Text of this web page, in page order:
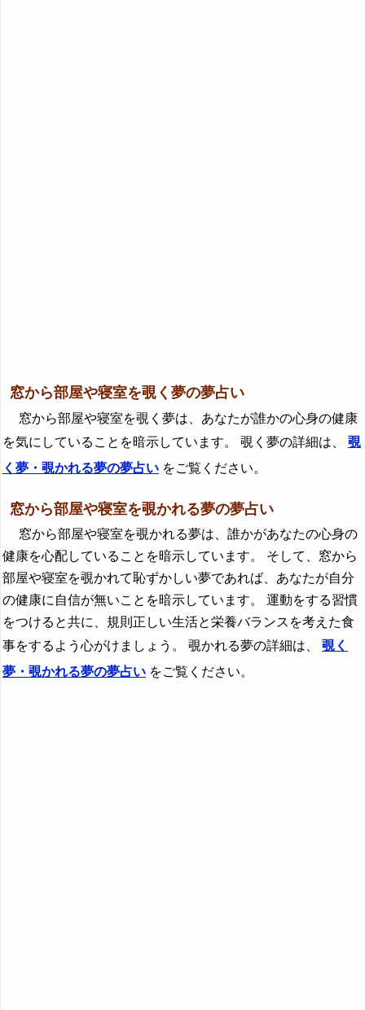
窓から部屋や寝室を覗く夢の夢占い
窓から部屋や寝室を覗く夢は、あなたが誰かの心身の健康
を気にしていることを暗示しています。 覗く夢の詳細は、 覗
く夢・覗かれる夢の夢占い をご覧ください。
窓から部屋や寝室を覗かれる夢の夢占い
窓から部屋や寝室を覗かれる夢は、誰かがあなたの心身の
健康を心配していることを暗示しています。 そして、窓から
部屋や寝室を覗かれて恥ずかしい夢であれば、あなたが自分
の健康に自信が無いことを暗示しています。 運動をする習慣
をつけると共に、規則正しい生活と栄養バランスを考えた食
事をするよう心がけましょう。 覗かれる夢の詳細は、 覗く
夢・覗かれる夢の夢占い をご覧ください。